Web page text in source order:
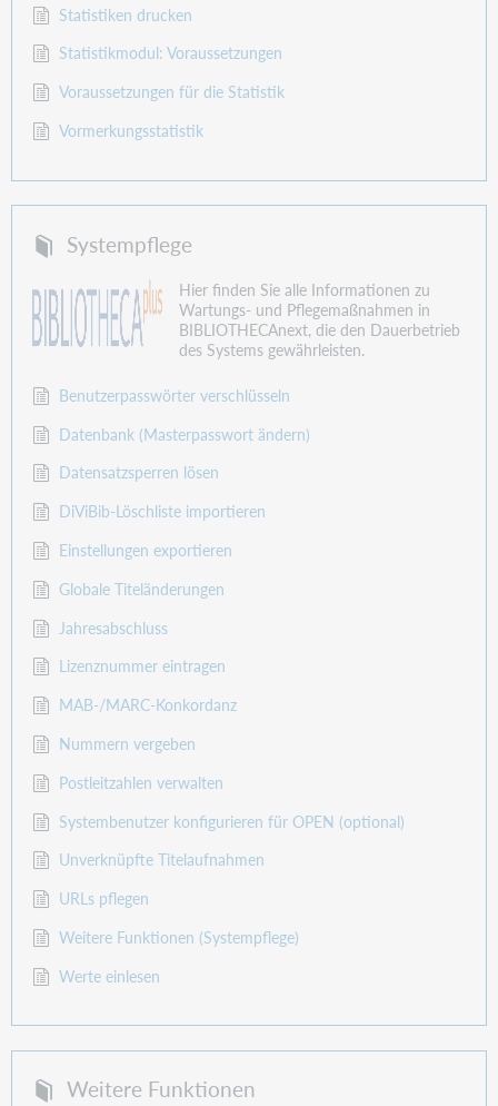
Statistiken drucken
Statistikmodul: Voraussetzungen
Voraussetzungen für die Statistik
Vormerkungsstatistik
Systempflege
Hier finden Sie alle Informationen zu
Wartungs- und Pflegemaßnahmen in
BIBLIOTHECAnext, die den Dauerbetrieb
des Systems gewährleisten.
Benutzerpasswörter verschlüsseln
Datenbank (Masterpasswort ändern)
Datensatzsperren lösen
DiViBib-Löschliste importieren
Einstellungen exportieren
Globale Titeländerungen
Jahresabschluss
Lizenznummer eintragen
MAB-/MARC-Konkordanz
Nummern vergeben
Postleitzahlen verwalten
Systembenutzer konfigurieren für OPEN (optional)
Unverknüpfte Titelaufnahmen
URLs pflegen
Weitere Funktionen (Systempflege)
Werte einlesen
Weitere Funktionen